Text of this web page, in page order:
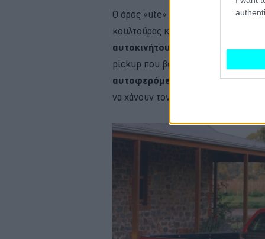
Ο όρος «ute» αποτελεί αναπόσπαστο
κουλτούρας και περιγράφει
αυτοκινήτου με ανοιχτή
pickup που βασίζονται σε πλαίσιο
αυτοφερόμενο αμάξωμα,
να χάνουν τον πρακτικό τους